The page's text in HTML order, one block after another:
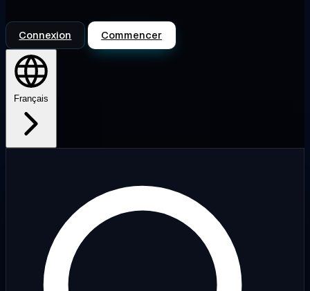
Connexion Commencer
Français